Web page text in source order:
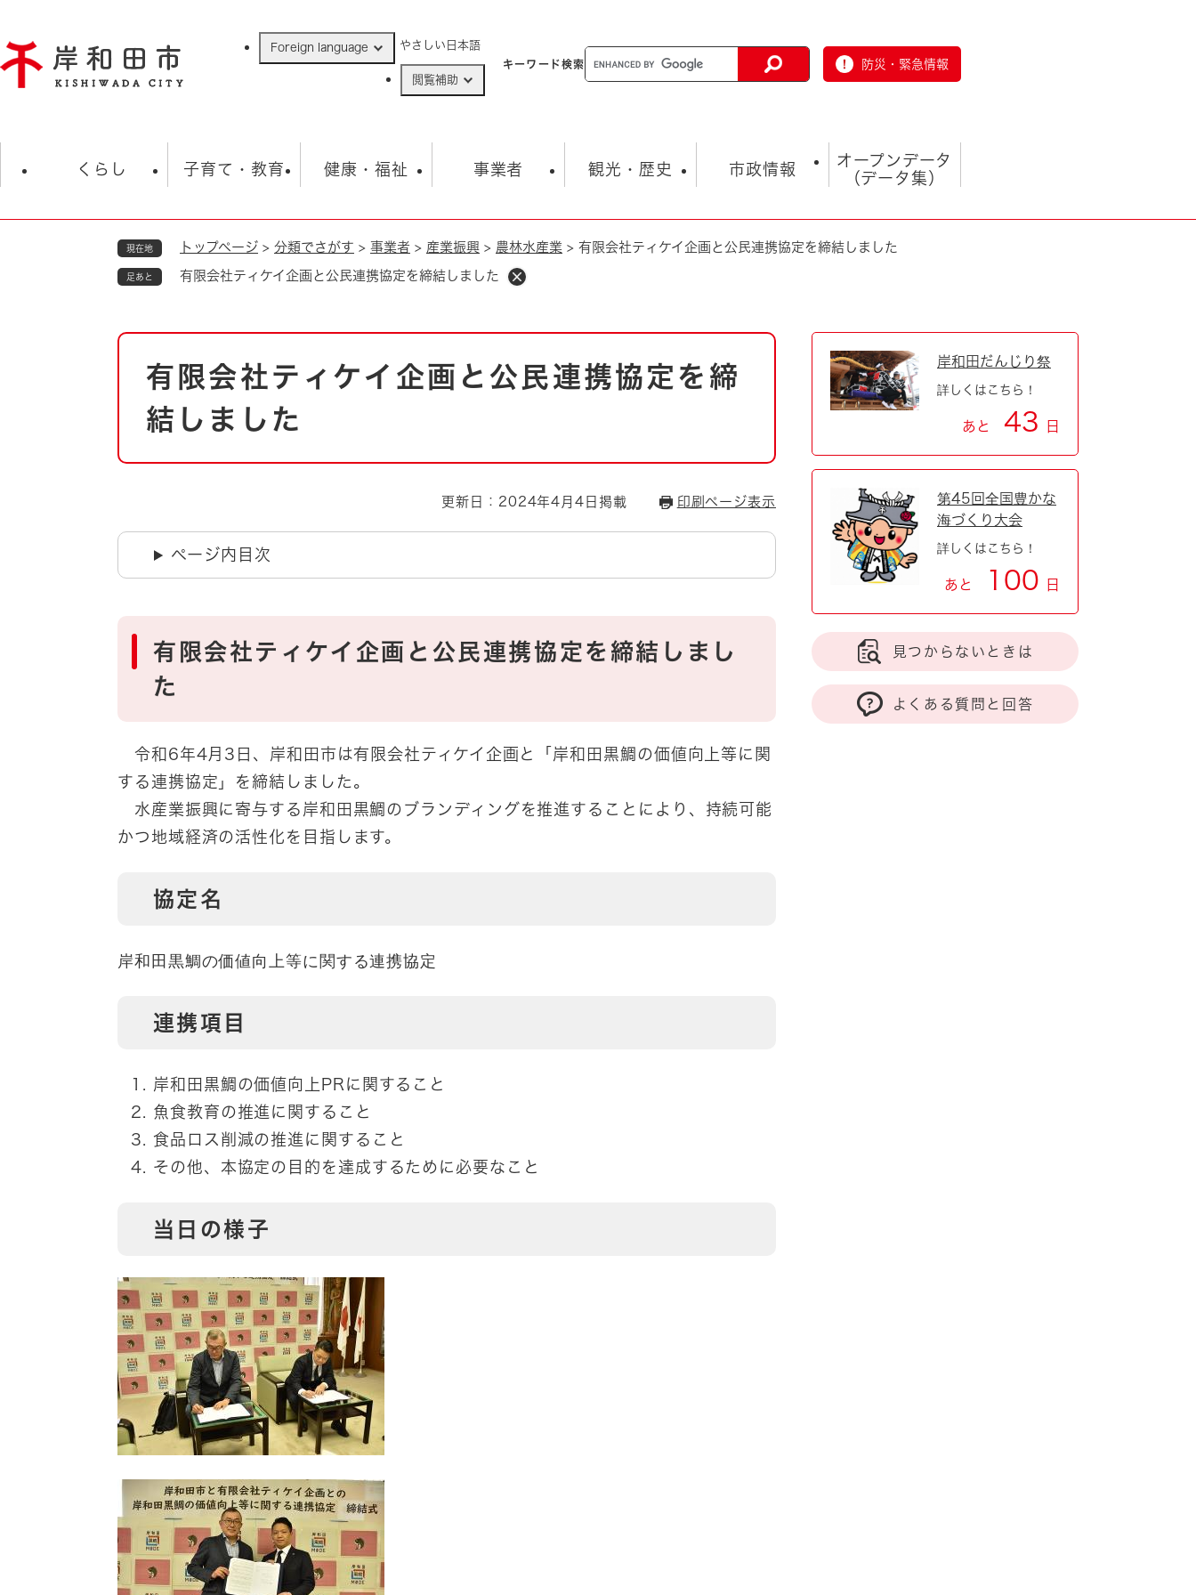
ジ
の
Foreign language やさしい日本語
閲覧補助
キーワード検索 防災・緊急情報
くらし
住民票・戸籍
ごみ・衛生・動物 救急・消防
防災・防犯 上水道・下水道
自然・環境・公園 住宅
引っ越し
道路・河川・交通
とじる
子育て・教育
学校 子育て
健康・福祉
福祉・健康・生活 生涯学習・スポーツ
事業者
入札・契約情報 まちづくり・協働
環境 福祉・介護
観光・歴史
観光 観光スポット
とじる
市政情報
市の概要 総合計画
市政 職員採用情報
市役所・施設の案内
オープンデータ
（データ集）
オープンデータ
現在地 トップページ > 分類でさがす > 事業者 > 産業振興 > 農林水産業 > 有限会社ティケイ企画と公民連携協定を締結しました
足あと 有限会社ティケイ企画と公民連携協定を締結しました
本
有限会社ティケイ企画と公民連携協定を締
結しました
更新日：2024年4月4日掲載 印刷ページ表示
ページ内目次
有限会社ティケイ企画と公民連携協定を締結しまし
た
令和6年4月3日、岸和田市は有限会社ティケイ企画と「岸和田黒鯛の価値向上等に関
する連携協定」を締結しました。
水産業振興に寄与する岸和田黒鯛のブランディングを推進することにより、持続可能
かつ地域経済の活性化を目指します。
協定名
岸和田黒鯛の価値向上等に関する連携協定
連携項目
岸和田黒鯛の価値向上PRに関すること
魚食教育の推進に関すること
食品ロス削減の推進に関すること
その他、本協定の目的を達成するために必要なこと
当日の様子
岸和田だんじり祭
詳しくはこちら！
あと 43 日
第45回全国豊かな
海づくり大会
詳しくはこちら！
あと 100 日
見つからないときは
よくある質問と回答